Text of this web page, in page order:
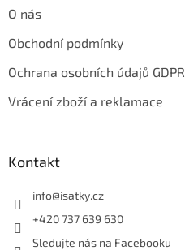
O nás
Obchodní podmínky
Ochrana osobních údajů GDPR
Vrácení zboží a reklamace
Kontakt
info@isatky.cz
+420 737 639 630
Sledujte nás na Facebooku